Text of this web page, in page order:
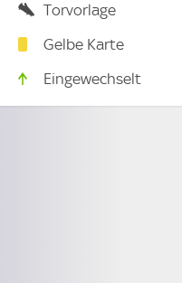
Torvorlage
Gelbe Karte
Eingewechselt